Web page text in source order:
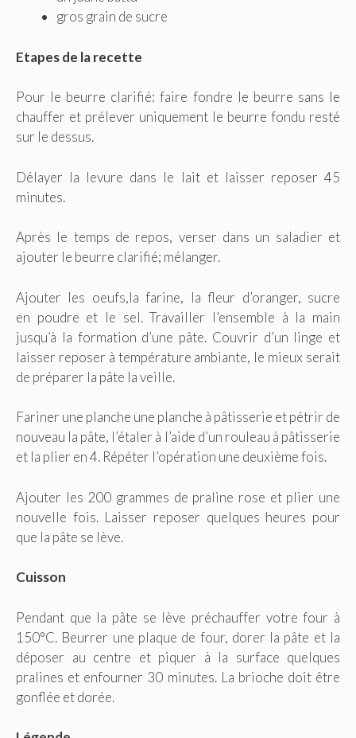
gros grain de sucre
Etapes de la recette
Pour le beurre clarifié: faire fondre le beurre sans le
chauffer et prélever uniquement le beurre fondu resté
sur le dessus.
Délayer la levure dans le lait et laisser reposer 45
minutes.
Après le temps de repos, verser dans un saladier et
ajouter le beurre clarifié; mélanger.
Ajouter les oeufs,la farine, la fleur d’oranger, sucre
en poudre et le sel. Travailler l’ensemble à la main
jusqu’à la formation d’une pâte. Couvrir d’un linge et
laisser reposer à température ambiante, le mieux serait
de préparer la pâte la veille.
Fariner une planche une planche à pâtisserie et pétrir de
nouveau la pâte, l’étaler à l’aide d’un rouleau à pâtisserie
et la plier en 4. Répéter l’opération une deuxième fois.
Ajouter les 200 grammes de praline rose et plier une
nouvelle fois. Laisser reposer quelques heures pour
que la pâte se lève.
Cuisson
Pendant que la pâte se lève préchauffer votre four à
150°C. Beurrer une plaque de four, dorer la pâte et la
déposer au centre et piquer à la surface quelques
pralines et enfourner 30 minutes. La brioche doit être
gonflée et dorée.